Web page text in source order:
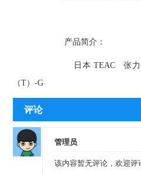
产品简介：
日本 TEAC 张力式称
（T）-G
评论
管理员
该内容暂无评论，欢迎评